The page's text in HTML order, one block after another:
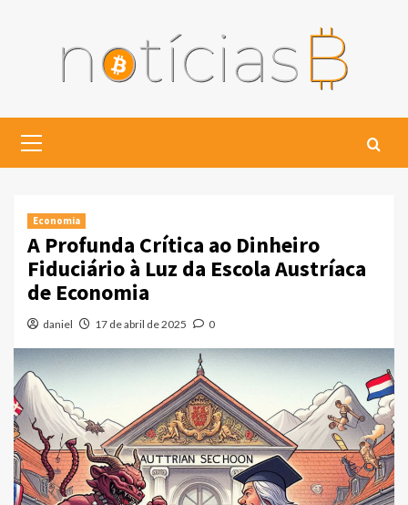
Menu
Economia
A Profunda Crítica ao Dinheiro
Fiduciário à Luz da Escola Austríaca
de Economia
daniel 17 de abril de 2025 0